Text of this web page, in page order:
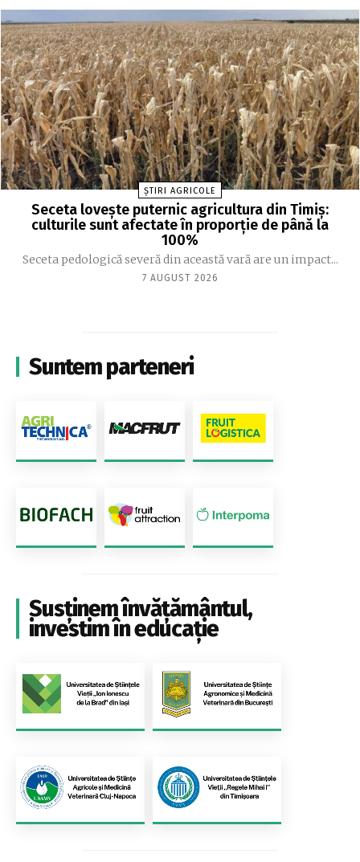
ȘTIRI AGRICOLE
Seceta lovește puternic agricultura din Timiș:
culturile sunt afectate în proporție de până la
100%
Seceta pedologică severă din această vară are un impact...
7 AUGUST 2026
Suntem parteneri
Susținem învățământul,
investim în educație